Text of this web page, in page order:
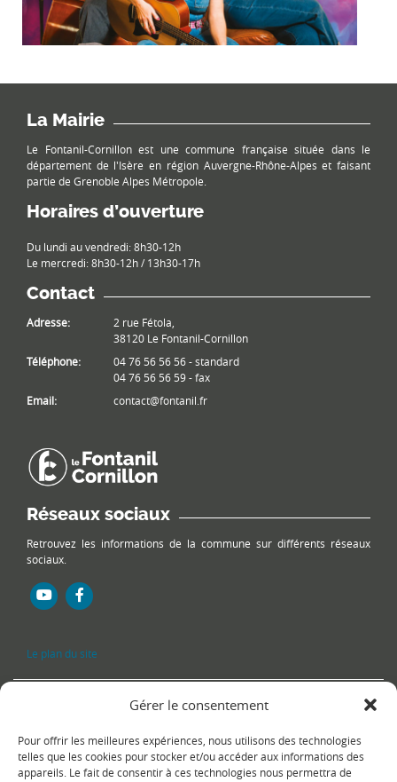
Gérer le consentement
Pour offrir les meilleures expériences, nous utilisons des technologies
telles que les cookies pour stocker et/ou accéder aux informations des
appareils. Le fait de consentir à ces technologies nous permettra de
La Mairie
Le Fontanil-Cornillon est une commune française située dans le
département de l'Isère en région Auvergne-Rhône-Alpes et faisant
partie de Grenoble Alpes Métropole.
Horaires d’ouverture
Du lundi au vendredi: 8h30-12h
Le mercredi: 8h30-12h / 13h30-17h
Contact
Adresse:
2 rue Fétola,
38120 Le Fontanil-Cornillon
Téléphone:
04 76 56 56 56 - standard
04 76 56 56 59 - fax
Email:
contact@fontanil.fr
Réseaux sociaux
Retrouvez les informations de la commune sur différents réseaux
sociaux.
Le plan du site